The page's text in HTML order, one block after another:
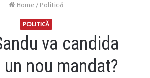
Home /Politică
POLITICĂ
va candida
nou mandat?